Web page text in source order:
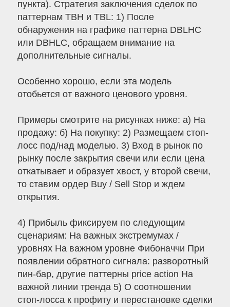
пункта). Стратегия заключения сделок по
паттернам TBH и TBL: 1) После
обнаружения на графике паттерна DBLHC
или DBHLC, обращаем внимание на
дополнительные сигналы.
Особенно хорошо, если эта модель
отобьется от важного ценового уровня.
Примеры смотрите на рисунках ниже: а) На
продажу: б) На покупку: 2) Размещаем стоп-
лосс под/над моделью. 3) Вход в рынок по
рынку после закрытия свечи или если цена
откатывает и образует хвост, у второй свечи,
то ставим ордер Buy / Sell Stop и ждем
открытия.
4) Прибыль фиксируем по следующим
сценариям: На важных экстремумах /
уровнях На важном уровне Фибоначчи При
появлении обратного сигнала: разворотный
пин-бар, другие паттерны price action На
важной линии тренда 5) О соотношении
стоп-лосса к профиту и перестановке сделки